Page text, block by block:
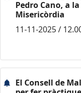
Pedro Cano, a
Misericòrdia
11-11-2025 /
El Consell de